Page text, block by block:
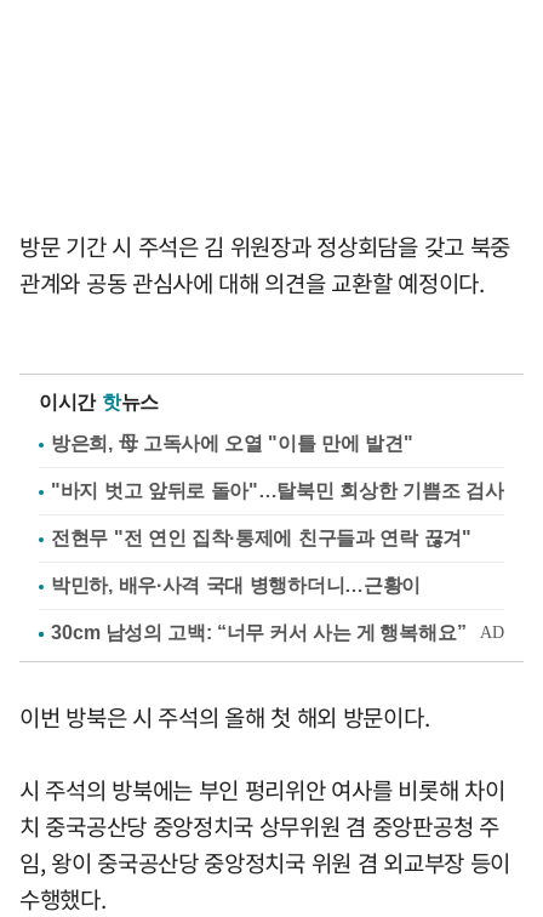
방문 기간 시 주석은 김 위원장과 정상회담을 갖고 북중
관계와 공동 관심사에 대해 의견을 교환할 예정이다.
이시간 핫뉴스
방은희, 母 고독사에 오열 "이틀 만에 발견"
"바지 벗고 앞뒤로 돌아"…탈북민 회상한 기쁨조 검사
전현무 "전 연인 집착·통제에 친구들과 연락 끊겨"
박민하, 배우·사격 국대 병행하더니…근황이
이번 방북은 시 주석의 올해 첫 해외 방문이다.
시 주석의 방북에는 부인 펑리위안 여사를 비롯해 차이
치 중국공산당 중앙정치국 상무위원 겸 중앙판공청 주
임, 왕이 중국공산당 중앙정치국 위원 겸 외교부장 등이
수행했다.